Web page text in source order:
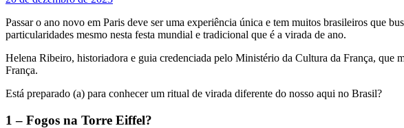
Passar o ano novo em Paris deve ser uma experiência única e tem muitos brasileiros que
particularidades mesmo nesta festa mundial e tradicional que é a virada de ano.
Helena Ribeiro, historiadora e guia credenciada pelo Ministério da Cultura da França, que
França.
Está preparado (a) para conhecer um ritual de virada diferente do nosso aqui no Brasil?
1 – Fogos na Torre Eiffel?